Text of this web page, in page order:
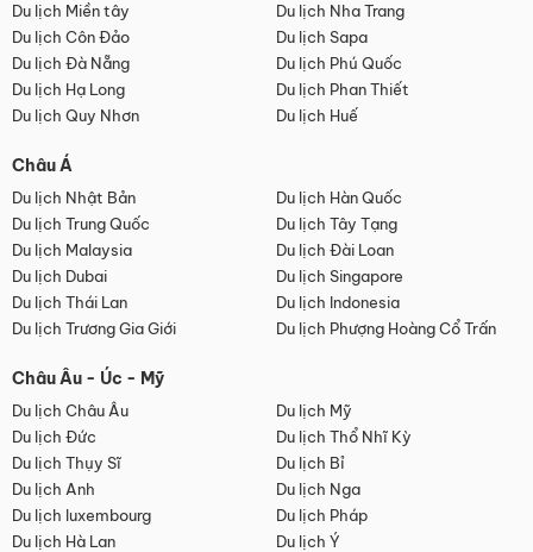
Du lịch Miền tây
Du lịch Nha Trang
Du lịch Côn Đảo
Du lịch Sapa
Du lịch Đà Nẵng
Du lịch Phú Quốc
Du lịch Hạ Long
Du lịch Phan Thiết
Du lịch Quy Nhơn
Du lịch Huế
Châu Á
Du lịch Nhật Bản
Du lịch Hàn Quốc
Du lịch Trung Quốc
Du lịch Tây Tạng
Du lịch Malaysia
Du lịch Đài Loan
Du lịch Dubai
Du lịch Singapore
Du lịch Thái Lan
Du lịch Indonesia
Du lịch Trương Gia Giới
Du lịch Phượng Hoàng Cổ Trấn
Châu Âu - Úc - Mỹ
Du lịch Châu Âu
Du lịch Mỹ
Du lịch Đức
Du lịch Thổ Nhĩ Kỳ
Du lịch Thụy Sĩ
Du lịch Bỉ
Du lịch Anh
Du lịch Nga
Du lịch luxembourg
Du lịch Pháp
Du lịch Hà Lan
Du lịch Ý